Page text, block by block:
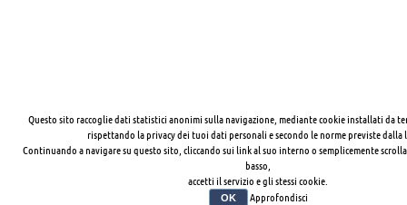
Questo sito raccoglie dati statistici anonimi sulla navigazione, mediante cookie installati da
rispettando la privacy dei tuoi dati personali e secondo le norme previste dalla
Continuando a navigare su questo sito, cliccando sui link al suo interno o semplicemente
basso,
accetti il servizio e gli stessi cookie.
OK Approfondisci